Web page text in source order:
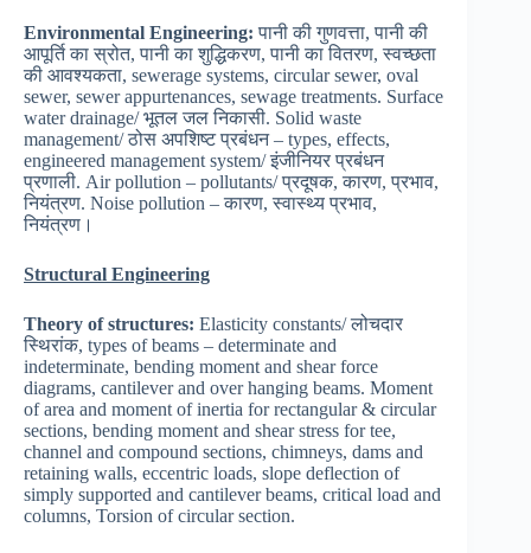
Environmental Engineering:पानी की गुणवत्ता, पानी की
आपूर्ति का स्रोत, पानी का शुद्धिकरण, पानी का वितरण, स्वच्छता
की आवश्यकता, sewerage systems, circular sewer, oval
sewer, sewer appurtenances, sewage treatments. Surface
water drainage/ भूतल जल निकासी. Solid waste
management/ ठोस अपशिष्ट प्रबंधन – types, effects,
engineered management system/ इंजीनियर प्रबंधन
प्रणाली. Air pollution – pollutants/ प्रदूषक, कारण, प्रभाव,
नियंत्रण. Noise pollution – कारण, स्वास्थ्य प्रभाव,
नियंत्रण।
Structural Engineering
Theory of structures: Elasticity constants/ लोचदार
स्थिरांक, types of beams – determinate and
indeterminate, bending moment and shear force
diagrams, cantilever and over hanging beams. Moment
of area and moment of inertia for rectangular & circular
sections, bending moment and shear stress for tee,
channel and compound sections, chimneys, dams and
retaining walls, eccentric loads, slope deflection of
simply supported and cantilever beams, critical load and
columns, Torsion of circular section.